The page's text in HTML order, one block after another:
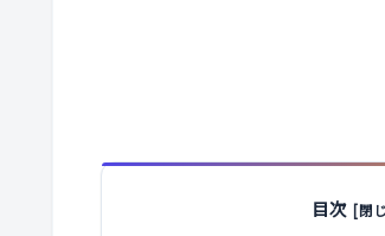
目次